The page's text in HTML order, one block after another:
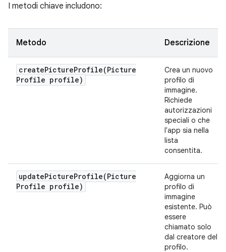
I metodi chiave includono:
Metodo Descrizione
createPictureProfile(Picture
Profile profile)
Crea un nuovo
profilo di
immagine.
Richiede
autorizzazioni
speciali o che
l'app sia nella
lista
consentita.
updatePictureProfile(Picture
Profile profile)
Aggiorna un
profilo di
immagine
esistente. Può
essere
chiamato solo
dal creatore del
profilo.